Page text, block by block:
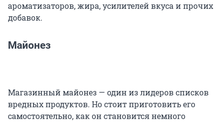
ароматизаторов, жира, усилителей вкуса и прочих
добавок.
Майонез
Магазинный майонез — один из лидеров списков
вредных продуктов. Но стоит приготовить его
самостоятельно, как он становится немного